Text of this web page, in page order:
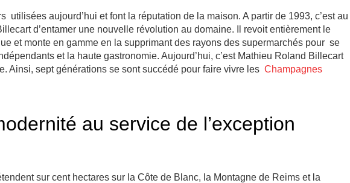
utilisées aujourd’hui et font la réputation de la maison. A partir de 1993, c’est au
d’entamer une nouvelle révolution au domaine. Il revoit entièrement le
et monte en gamme en la supprimant des rayons des supermarchés pour se
et la haute gastronomie. Aujourd’hui, c’est Mathieu Roland Billecart
Ainsi, sept générations se sont succédé pour faire vivre les Champagnes
au service de l’exception
sur cent hectares sur la Côte de Blanc, la Montagne de Reims et la